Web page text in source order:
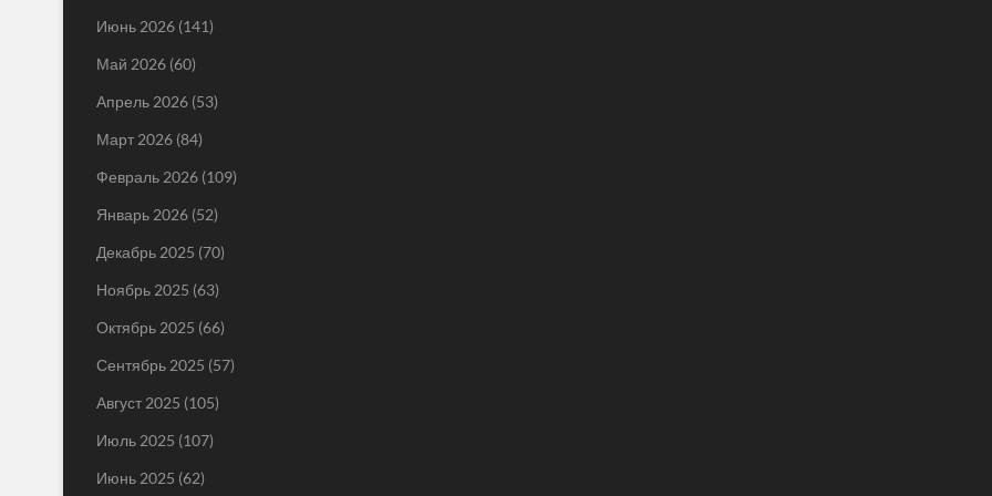
Июнь 2026 (141)
Май 2026 (60)
Апрель 2026 (53)
Март 2026 (84)
Февраль 2026 (109)
Январь 2026 (52)
Декабрь 2025 (70)
Ноябрь 2025 (63)
Октябрь 2025 (66)
Сентябрь 2025 (57)
Август 2025 (105)
Июль 2025 (107)
Июнь 2025 (62)